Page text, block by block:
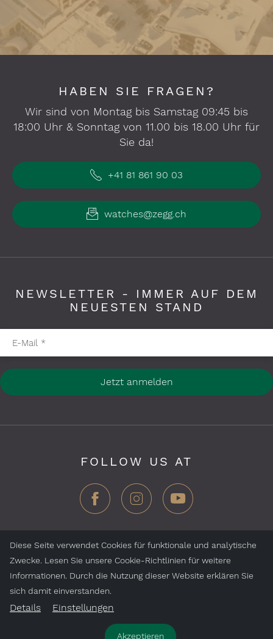
HABEN SIE FRAGEN?
Wir sind von Montag bis Samstag 09:45 bis
18:00 Uhr & Sonntag von 11.00 bis 18.00 Uhr für
Sie da!
+41 81 861 90 03
watches@zegg.ch
NEWSLETTER - IMMER AUF DEM
NEUESTEN STAND
Pflichtfelder bitte ausfüllen
E-Mail *
Jetzt anmelden
FOLLOW US AT
ZEGG Hotels & Stores AG, Samnaun Dorf, CH-7563
Samnaun, Schweiz
Jobs Impressum
Diese Seite verwendet Cookies für funktionale und analytische
Zwecke. Lesen Sie unsere Cookie-Richtlinien für weitere
Informationen. Durch die Nutzung dieser Website erklären Sie
sich damit einverstanden.
Details Einstellungen
Akzeptieren